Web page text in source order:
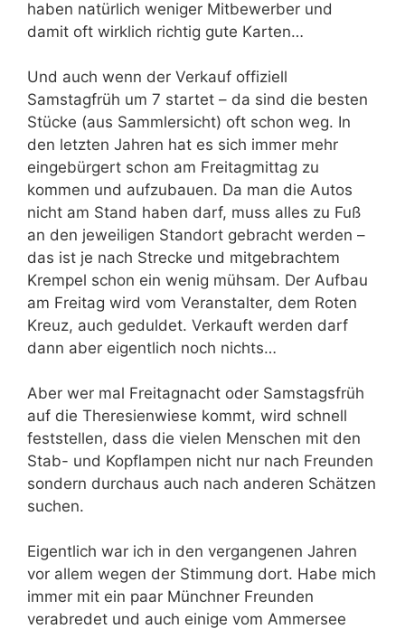
haben natürlich weniger Mitbewerber und
damit oft wirklich richtig gute Karten…
Und auch wenn der Verkauf offiziell
Samstagfrüh um 7 startet – da sind die besten
Stücke (aus Sammlersicht) oft schon weg. In
den letzten Jahren hat es sich immer mehr
eingebürgert schon am Freitagmittag zu
kommen und aufzubauen. Da man die Autos
nicht am Stand haben darf, muss alles zu Fuß
an den jeweiligen Standort gebracht werden –
das ist je nach Strecke und mitgebrachtem
Krempel schon ein wenig mühsam. Der Aufbau
am Freitag wird vom Veranstalter, dem Roten
Kreuz, auch geduldet. Verkauft werden darf
dann aber eigentlich noch nichts…
Aber wer mal Freitagnacht oder Samstagsfrüh
auf die Theresienwiese kommt, wird schnell
feststellen, dass die vielen Menschen mit den
Stab- und Kopflampen nicht nur nach Freunden
sondern durchaus auch nach anderen Schätzen
suchen.
Eigentlich war ich in den vergangenen Jahren
vor allem wegen der Stimmung dort. Habe mich
immer mit ein paar Münchner Freunden
verabredet und auch einige vom Ammersee